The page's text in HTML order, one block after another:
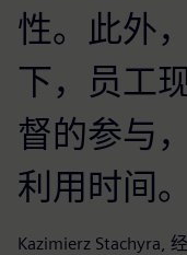
性。此外
下，员工
督的参与
利用时间。
Kazimierz Stachyra,